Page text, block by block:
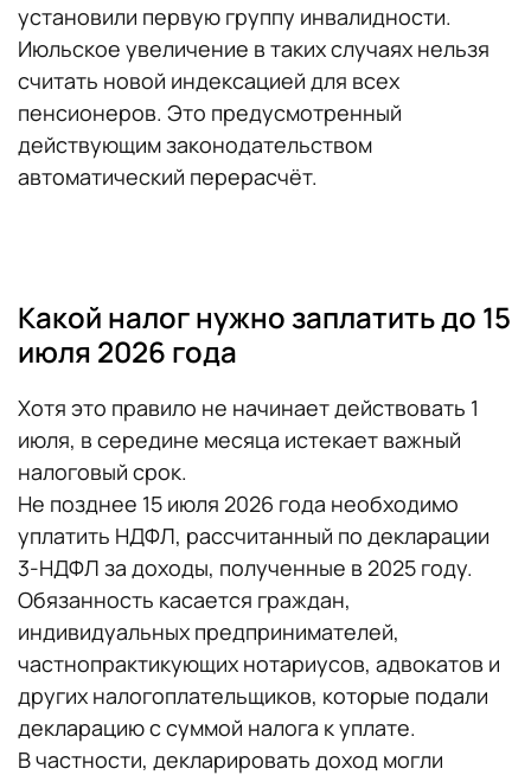
установили первую группу инвалидности.
Июльское увеличение в таких случаях нельзя
считать новой индексацией для всех
пенсионеров. Это предусмотренный
действующим законодательством
автоматический перерасчёт.
Какой налог нужно заплатить до 15
июля 2026 года
Хотя это правило не начинает действовать 1
июля, в середине месяца истекает важный
налоговый срок.
Не позднее 15 июля 2026 года необходимо
уплатить НДФЛ, рассчитанный по декларации
3-НДФЛ за доходы, полученные в 2025 году.
Обязанность касается граждан,
индивидуальных предпринимателей,
частнопрактикующих нотариусов, адвокатов и
других налогоплательщиков, которые подали
декларацию с суммой налога к уплате.
В частности, декларировать доход могли